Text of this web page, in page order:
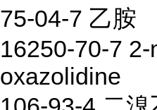
75-04-7 乙胺
16250-70-7
oxazolidine